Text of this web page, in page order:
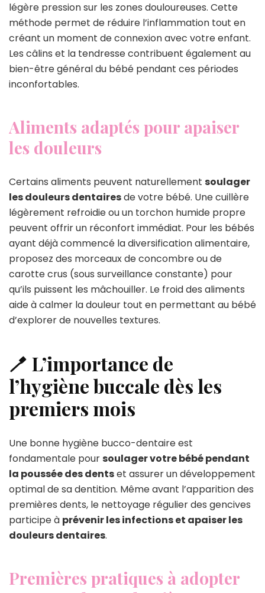
légère pression sur les zones douloureuses. Cette
méthode permet de réduire l’inflammation tout en
créant un moment de connexion avec votre enfant.
Les câlins et la tendresse contribuent également au
bien-être général du bébé pendant ces périodes
inconfortables.
Aliments adaptés pour apaiser
les douleurs
Certains aliments peuvent naturellement soulager
les douleurs dentairesde votre bébé. Une cuillère
légèrement refroidie ou un torchon humide propre
peuvent offrir un réconfort immédiat. Pour les bébés
ayant déjà commencé la diversification alimentaire,
proposez des morceaux de concombre ou de
carotte crus (sous surveillance constante) pour
qu’ils puissent les mâchouiller. Le froid des aliments
aide à calmer la douleur tout en permettant au bébé
d’explorer de nouvelles textures.
🪥 L’importance de
l’hygiène buccale dès les
premiers mois
Une bonne hygiène bucco-dentaire est
fondamentale poursoulager votre bébé pendant
la poussée des dentset assurer un développement
optimal de sa dentition. Même avant l’apparition des
premières dents, le nettoyage régulier des gencives
participe à prévenir les infections et apaiser les
douleurs dentaires.
Premières pratiques à adopter